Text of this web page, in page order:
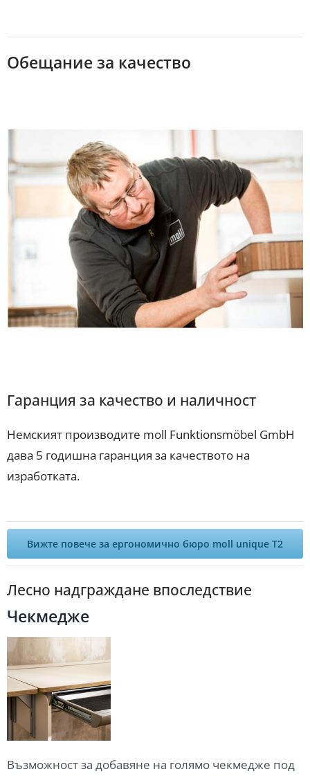
Обещание за качество
Гаранция за качество и наличност
Немският производите moll Funktionsmöbel GmbH
дава 5 годишна гаранция за качеството на
изработката.
Вижте повече за ергономично бюро moll unique T2
Лесно надграждане впоследствие
Чекмедже
Възможност за добавяне на голямо чекмедже под